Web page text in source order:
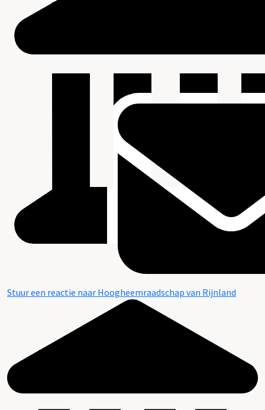
Stuur een reactie naar Hoogheemraadschap van Rijnland